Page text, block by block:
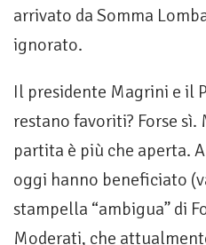
arrivato da Somma
ignorato.
Il presidente Magrini e il
restano favoriti? Forse sì.
partita è più che aperta.
oggi hanno beneficiato
stampella “ambigua” di
Moderati, che